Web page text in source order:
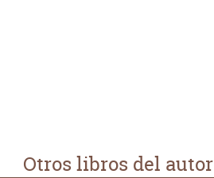
Otros libros del autor